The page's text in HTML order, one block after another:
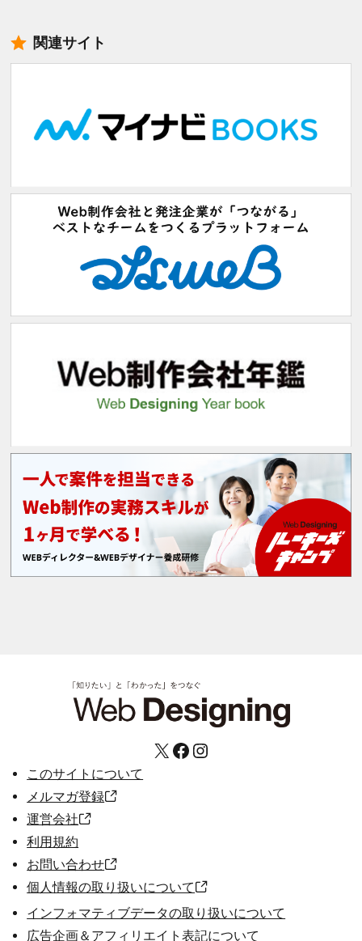
関連サイト
X Facebook Instagram
このサイトについて
メルマガ登録
運営会社
利用規約
お問い合わせ
個人情報の取り扱いについて
インフォマティブデータの取り扱いについて
広告企画＆アフィリエイト表記について